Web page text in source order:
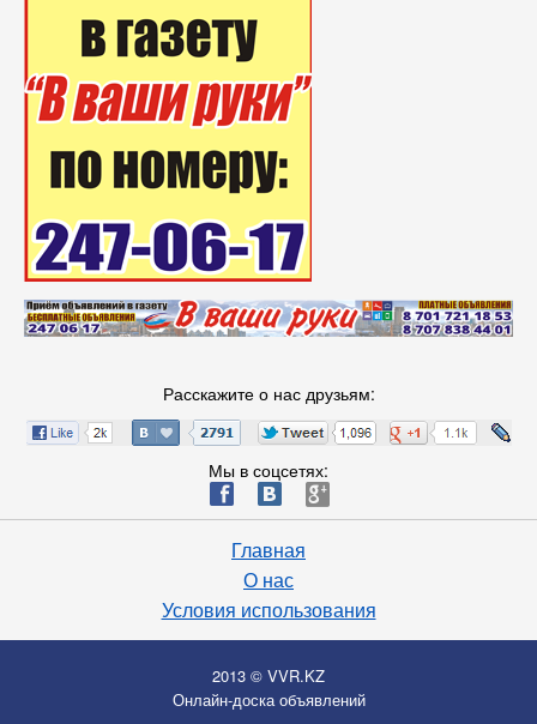
Расскажите о нас друзьям:
Мы в соцсетях:
ä æ è
Главная
О нас
Условия использования
2013 © VVR.KZ
Онлайн-доска объявлений